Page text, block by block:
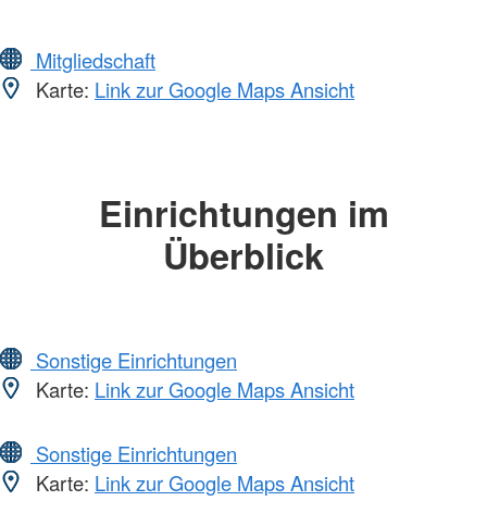
Mitgliedschaft
Karte: Link zur Google Maps Ansicht
Einrichtungen im
Überblick
Sonstige Einrichtungen
Karte: Link zur Google Maps Ansicht
Sonstige Einrichtungen
Karte: Link zur Google Maps Ansicht